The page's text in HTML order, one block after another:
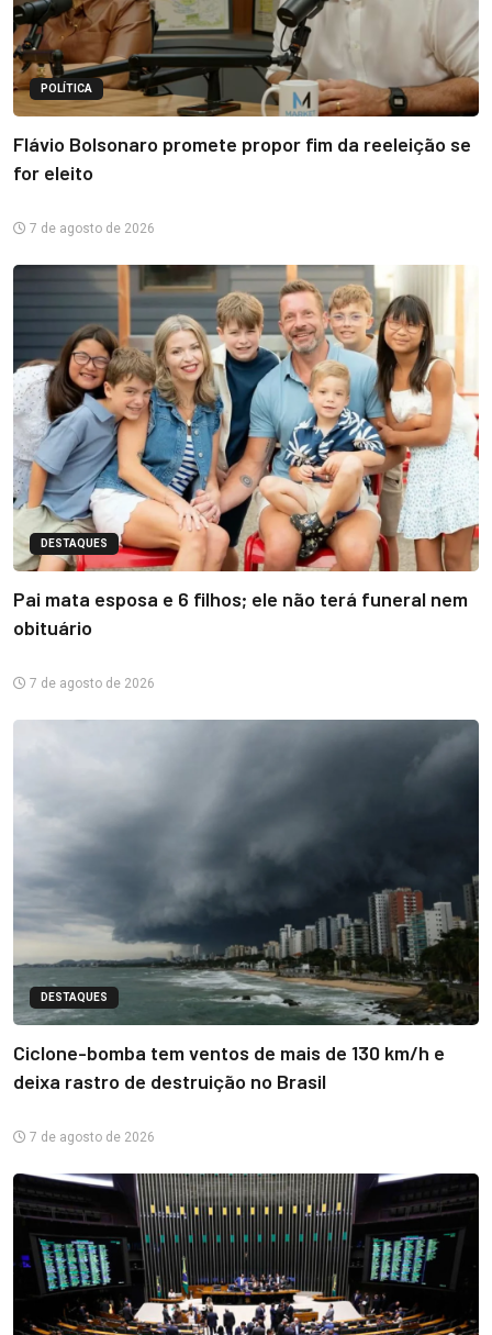
POLÍTICA
Flávio Bolsonaro promete propor fim da reeleição se
for eleito
7 de agosto de 2026
DESTAQUES
Pai mata esposa e 6 filhos; ele não terá funeral nem
obituário
7 de agosto de 2026
DESTAQUES
Ciclone-bomba tem ventos de mais de 130 km/h e
deixa rastro de destruição no Brasil
7 de agosto de 2026